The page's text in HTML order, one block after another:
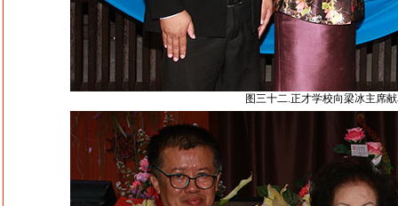
图三十二.正才学校向梁冰主席